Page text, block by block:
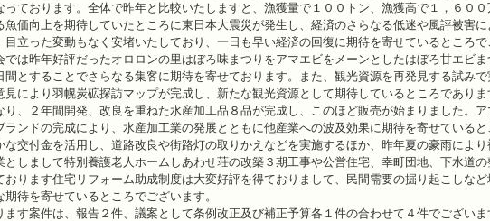
ております。全体で昨年と比較いたしますと、漁獲量で１００トン、漁獲高で１，６０
価向上を期待していたところに東日本大震災が発生し、経済のさらなる低迷や風評被害
立った変動もなく安堵いたしており、一日も早い経済の回復に期待を寄せているところで
は昨年好評だったオロロンの里はぼろ味まつりをアマエビをメーンとしたはぼろ甘エビ
とすることでさらなる集客に期待を寄せております。また、観光資源を再発見する試み
により羽幌炭砿探訪マップが完成し、新たな観光資源として期待しているところでありま
、２年間開発、改良を重ねた水産加工品８品が完成し、このほど販売が始まりました。
ンドの完成により、水産加工業の発展とともに他産業への波及効果に期待を寄せていると
交付金を活用し、道路改良や街路灯の取りかえなどを実施するほか、昨年夏の豪雨によ
しまして特別養護老人ホームしあわせ荘の改築３期工事や公営住宅、幸町団地、下水道
ります住宅リフォーム助成制度は大変好評を得ておりまして、民間需要の掘り起こしな
待を寄せているところでございます。
す案件は、報告２件、議案として条例改正及び補正予算各１件の合わせて４件でござい